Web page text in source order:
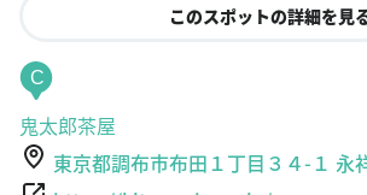
このスポットの詳細を見
C
鬼太郎茶屋
東京都調布市布田１丁目３４-１ 永